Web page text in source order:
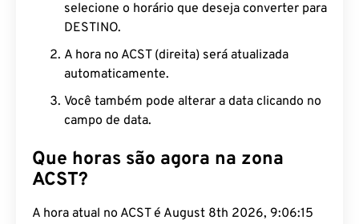
selecione o horário que deseja converter para
DESTINO.
A hora no ACST (direita) será atualizada
automaticamente.
Você também pode alterar a data clicando no
campo de data.
Que horas são agora na zona
ACST?
A hora atual no ACST é August 8th 2026, 9:06:16